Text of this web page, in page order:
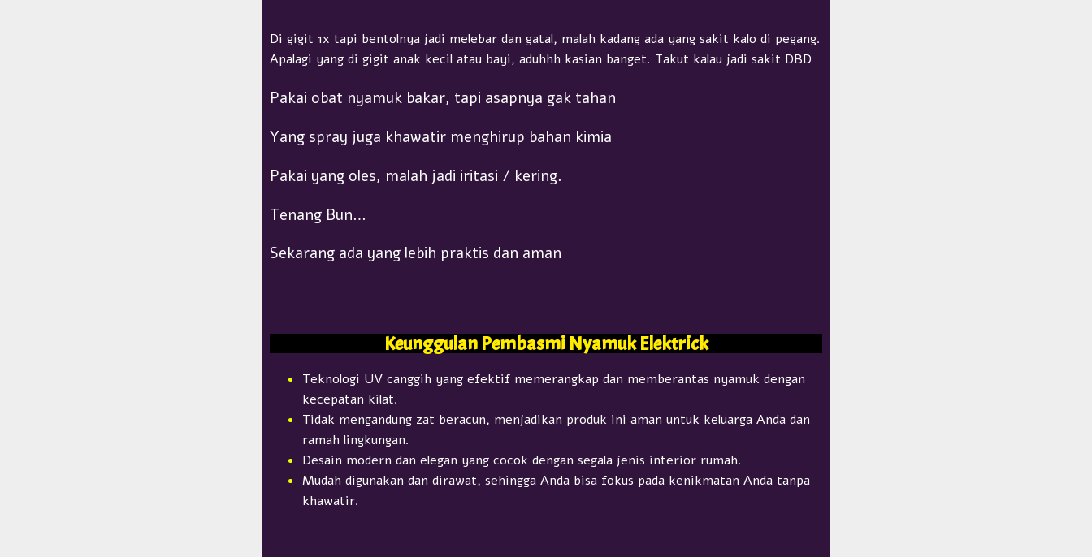
Di gigit 1x tapi bentolnya jadi melebar dan gatal, malah kadang ada yang sakit kalo di pegang.
Apalagi yang di gigit anak kecil atau bayi, aduhhh kasian banget. Takut kalau jadi sakit DBD
Pakai obat nyamuk bakar, tapi asapnya gak tahan
Yang spray juga khawatir menghirup bahan kimia
Pakai yang oles, malah jadi iritasi / kering.
Tenang Bun…
Sekarang ada yang lebih praktis dan aman
Keunggulan Pembasmi Nyamuk Elektrick​
Teknologi UV canggih yang efektif memerangkap dan memberantas nyamuk dengan
kecepatan kilat.
Tidak mengandung zat beracun, menjadikan produk ini aman untuk keluarga Anda dan
ramah lingkungan.
Desain modern dan elegan yang cocok dengan segala jenis interior rumah.
Mudah digunakan dan dirawat, sehingga Anda bisa fokus pada kenikmatan Anda tanpa
khawatir.